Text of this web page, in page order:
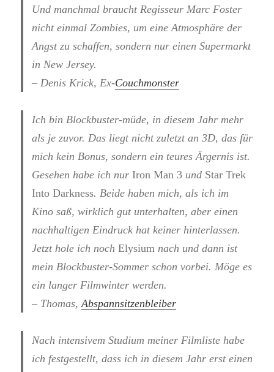
Und manchmal braucht Regisseur Marc Foster
nicht einmal Zombies, um eine Atmosphäre der
Angst zu schaffen, sondern nur einen Supermarkt
in New Jersey.
– Denis Krick, Ex-Couchmonster
Ich bin Blockbuster-müde, in diesem Jahr mehr
als je zuvor. Das liegt nicht zuletzt an 3D, das für
mich kein Bonus, sondern ein teures Ärgernis ist.
Gesehen habe ich nurIron Man 3 und Star Trek
Into Darkness. Beide haben mich, als ich im
Kino saß, wirklich gut unterhalten, aber einen
nachhaltigen Eindruck hat keiner hinterlassen.
Jetzt hole ich nochElysium nach und dann ist
mein Blockbuster-Sommer schon vorbei. Möge es
ein langer Filmwinter werden.
– Thomas,Abspannsitzenbleiber
Nach intensivem Studium meiner Filmliste habe
ich festgestellt, dass ich in diesem Jahr erst einen